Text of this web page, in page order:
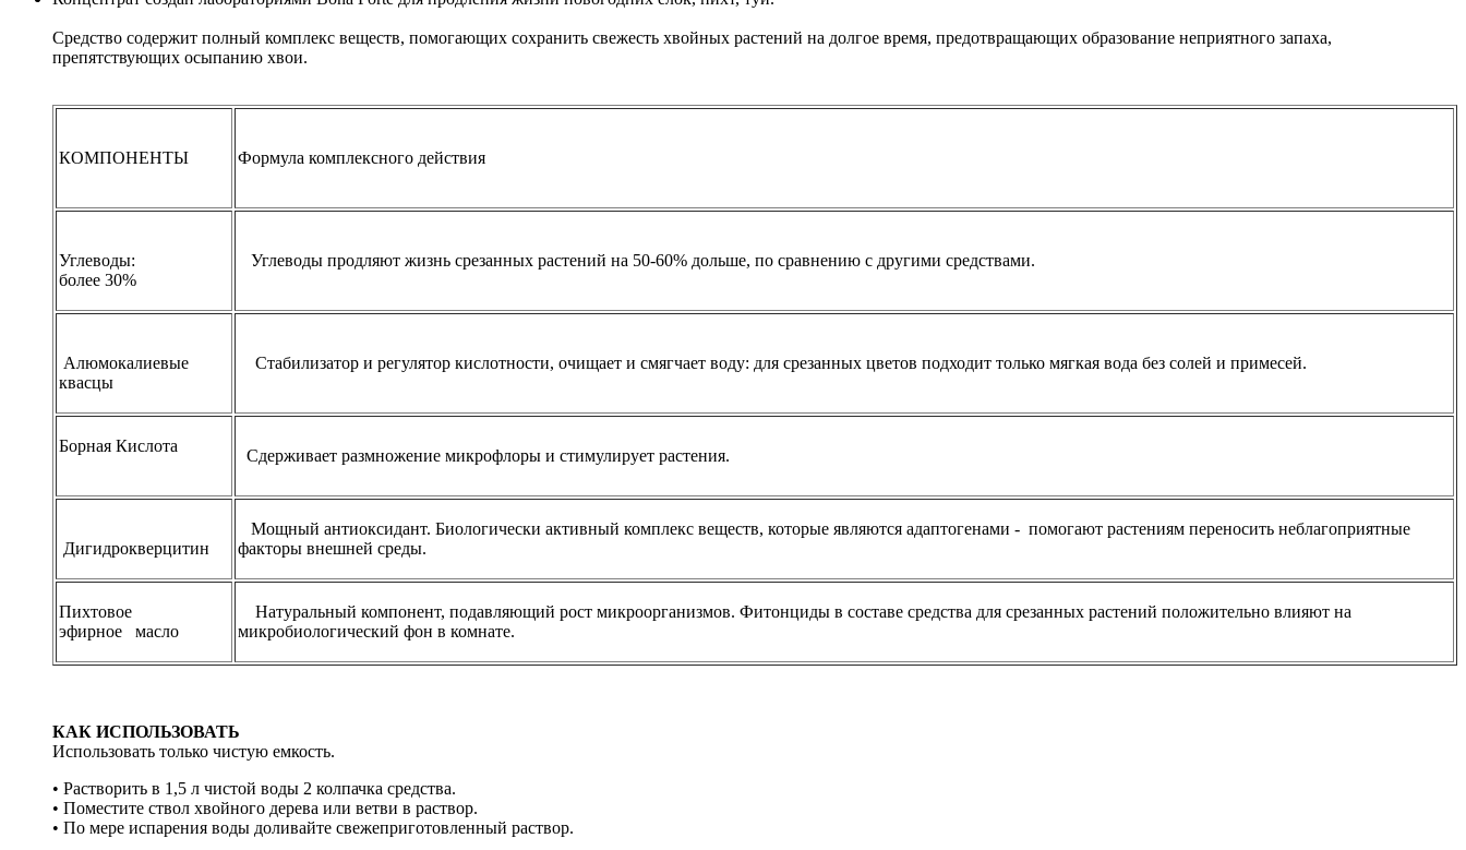
Средство содержит полный комплекс веществ, помогающих сохранить свежесть хвойных растений на долгое время, предотвращающих образование неприятного запаха,
препятствующих осыпанию хвои.
КОМПОНЕНТЫ Формула комплексного действия
Углеводы:
более 30%
Углеводы продляют жизнь срезанных растений на 50-60% дольше, по сравнению с другими средствами.
Алюмокалиевые
квасцы
Стабилизатор и регулятор кислотности, очищает и смягчает воду: для срезанных цветов подходит только мягкая вода без солей и примесей.
Борная Кислота
Сдерживает размножение микрофлоры и стимулирует растения.
Дигидрокверцитин
Мощный антиоксидант. Биологически активный комплекс веществ, которые являются адаптогенами - помогают растениям переносить неблагоприятные
факторы внешней среды.
Пихтовое
эфирное масло
Натуральный компонент, подавляющий рост микроорганизмов. Фитонциды в составе средства для срезанных растений положительно влияют на
микробиологический фон в комнате.
КАК ИСПОЛЬЗОВАТЬ
Использовать только чистую емкость.
• Растворить в 1,5 л чистой воды 2 колпачка средства.
• Поместите ствол хвойного дерева или ветви в раствор.
• По мере испарения воды доливайте свежеприготовленный раствор.